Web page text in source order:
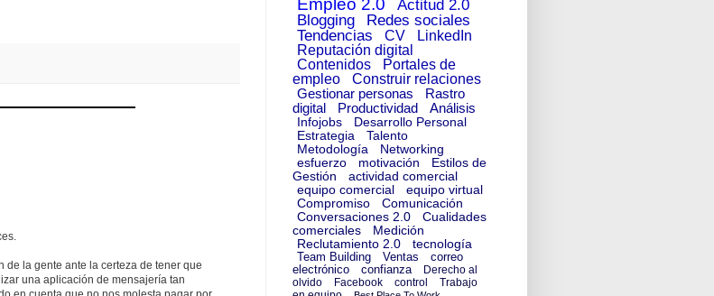
de la gente ante la certeza de tener que
una aplicación de mensajería tan
Empleo 2.0
Actitud 2.0
Blogging
Redes sociales
Tendencias
CV
LinkedIn
Reputación digital
Contenidos
Portales de
empleo
Construir relaciones
Gestionar personas
Rastro
digital
Productividad Análisis
Infojobs
Desarrollo Personal
Estrategia
Talento
Metodología
Networking
esfuerzo
motivación
Estilos de
Gestión
actividad comercial
equipo comercial
equipo virtual
Compromiso
Comunicación
Conversaciones 2.0
Cualidades
comerciales
Medición
Reclutamiento 2.0
tecnología
Team Building Ventas
correo
electrónico
confianza
Derecho al
olvido
Facebook control
Trabajo